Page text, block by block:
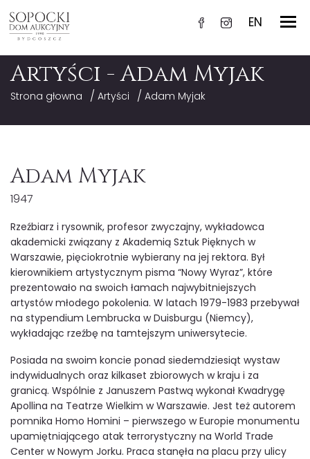
EN
Artyści - Adam Myjak
Strona głowna / Artyści / Adam Myjak
Adam Myjak
1947
Rzeźbiarz i rysownik, profesor zwyczajny, wykładowca
akademicki związany z Akademią Sztuk Pięknych w
Warszawie, pięciokrotnie wybierany na jej rektora. Był
kierownikiem artystycznym pisma “Nowy Wyraz”, które
prezentowało na swoich łamach najwybitniejszych
artystów młodego pokolenia. W latach 1979-1983 przebywał
na stypendium Lembrucka w Duisburgu (Niemcy),
wykładając rzeźbę na tamtejszym uniwersytecie.
Posiada na swoim koncie ponad siedemdziesiąt wystaw
indywidualnych oraz kilkaset zbiorowych w kraju i za
granicą. Wspólnie z Januszem Pastwą wykonał Kwadrygę
Apollina na Teatrze Wielkim w Warszawie. Jest też autorem
pomnika Homo Homini – pierwszego w Europie monumentu
upamiętniającego atak terrorystyczny na World Trade
Center w Nowym Jorku. Praca stanęła na placu przy ulicy